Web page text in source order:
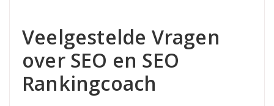
Veelgestelde Vragen
over SEO en SEO
Rankingcoach